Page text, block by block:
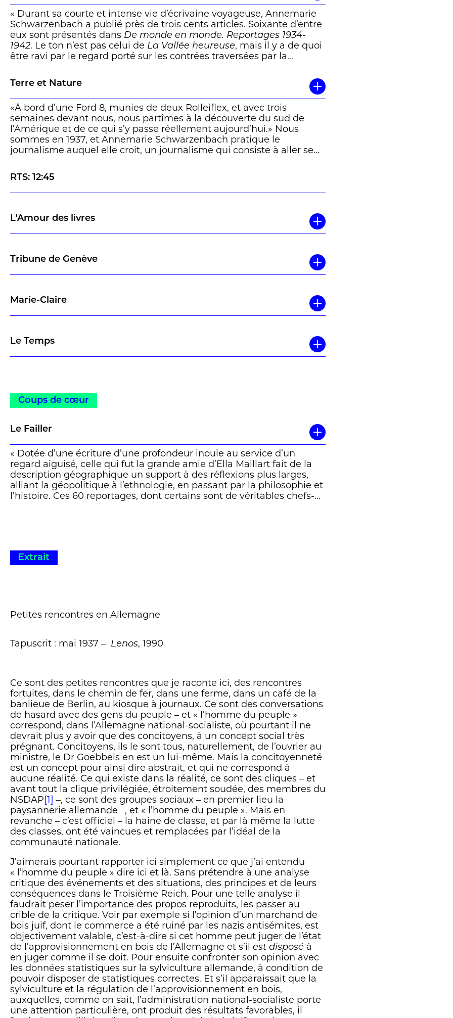
Annemarie sait que la rédemption et le bonheur ne se trouvent que
dans l’écriture. Dans les pas du « Retour au pays » d’Hölderlin,
Annemarie trouve le chemin du retour en se rapprochant de l’origine
– la mère, la terre, la patrie, mais avant tout le « moi ». Il s’agit moins
d’un lieu que d’un vécu à l’image deLa Vallée heureuse– qui n’est
pas un livre sur une vallée heureuse ; c’est le livre lui-même, l’écriture
« Durant sa courte et intense vie d’écrivaine voyageuse, Annemarie
Schwarzenbach a publié près de trois cents articles. Soixante d’entre
eux sont présentés dans De monde en monde. Reportages 1934-
1942. Le ton n’est pas celui de La Vallée heureuse, mais il y a de quoi
être ravi par le regard porté sur les contrées traversées par la
nazisme croît. Madrid. Lisbonne. Le Congo. Les États-Unis. Partout,
Annemarie Schwarzenbach donne à voir et fait ressentir. On
becquète ses reportages qui n’ont guère vieilli même s’ils évoquent
des mondes évanouis. Passionnant. » Thibaut Kaeser
Terre et Nature
«À bord d’une Ford 8, munies de deux Rolleiflex, et avec trois
semaines devant nous, nous partîmes à la découverte du sud de
l’Amérique et de ce qui s’y passe réellement aujourd’hui.» Nous
sommes en 1937, et Annemarie Schwarzenbach pratique le
journalisme auquel elle croit, un journalisme qui consiste à aller se
sociaux, puis à le raconter d’une plume que les rédactions
helvétiques trouvent souvent trop lyrique et trop personnelle. Peu
importe: de Kaboul à Prague et de New York à Léopoldville –
poche et appareil photo en bandoulière. Soixante reportages sont
réunis dans ce recueil qui nous plonge dans autant d’instantanés de
ce qu’était le monde il y a près d’un siècle. »
RTS: 12:45
L'Amour des livres
Tribune de Genève
Marie-Claire
Le Temps
Coups de cœur
Le Failler
« Dotée d’une écriture d’une profondeur inouïe au service d’un
regard aiguisé, celle qui fut la grande amie d’Ella Maillart fait de la
description géographique un support à des réflexions plus larges,
alliant la géopolitique à l’ethnologie, en passant par la philosophie et
l’histoire. Ces 60 reportages, dont certains sont de véritables chefs-
Extrait
Petites rencontres en Allemagne
Tapuscrit : mai 1937 – Lenos, 1990
Ce sont des petites rencontres que je raconte ici, des rencontres
fortuites, dans le chemin de fer, dans une ferme, dans un café de la
banlieue de Berlin, au kiosque à journaux. Ce sont des conversations
de hasard avec des gens du peuple – et « l’homme du peuple »
correspond, dans l’Allemagne national-socialiste, où pourtant il ne
devrait plus y avoir que des concitoyens, à un concept social très
prégnant. Concitoyens, ils le sont tous, naturellement, de l’ouvrier au
ministre, le Dr Goebbels en est un lui-même. Mais la concitoyenneté
est un concept pour ainsi dire abstrait, et qui ne correspond à
aucune réalité. Ce qui existe dans la réalité, ce sont des cliques – et
avant tout la clique privilégiée, étroitement soudée, des membres du
NSDAP [1]
–, ce sont des groupes sociaux – en premier lieu la
paysannerie allemande –, et « l’homme du peuple ». Mais en
revanche – c’est officiel – la haine de classe, et par là même la lutte
des classes, ont été vaincues et remplacées par l’idéal de la
communauté nationale.
J’aimerais pourtant rapporter ici simplement ce que j’ai entendu
« l’homme du peuple » dire ici et là. Sans prétendre à une analyse
critique des événements et des situations, des principes et de leurs
conséquences dans le Troisième Reich. Pour une telle analyse il
faudrait peser l’importance des propos reproduits, les passer au
crible de la critique. Voir par exemple si l’opinion d’un marchand de
bois juif, dont le commerce a été ruiné par les nazis antisémites, est
objectivement valable, c’est-à-dire si cet homme peut juger de l’état
de l’approvisionnement en bois de l’Allemagne et s’il est disposé à
en juger comme il se doit. Pour ensuite confronter son opinion avec
les données statistiques sur la sylviculture allemande, à condition de
pouvoir disposer de statistiques correctes. Et s’il apparaissait que la
sylviculture et la régulation de l’approvisionnement en bois,
auxquelles, comme on sait, l’administration national-socialiste porte
une attention particulière, ont produit des résultats favorables, il